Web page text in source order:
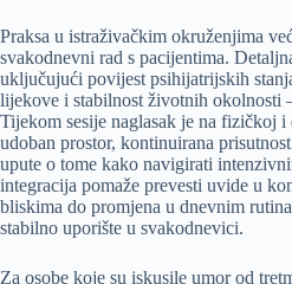
Praksa u istraživačkim okruženjima
svakodnevni rad s pacijentima.
uključujući povijest psihijatrijskih
lijekove i stabilnost životnih okolnosti
Tijekom sesije naglasak je na fizičkoj
udoban prostor, kontinuirana
upute o tome kako navigirati
integracija pomaže prevesti uvide u
bliskima do promjena u dnevnim
stabilno uporište u svakodnevici.
Za osobe koje su iskusile umor od